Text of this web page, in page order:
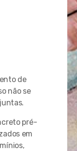
de
não se
pré-
em